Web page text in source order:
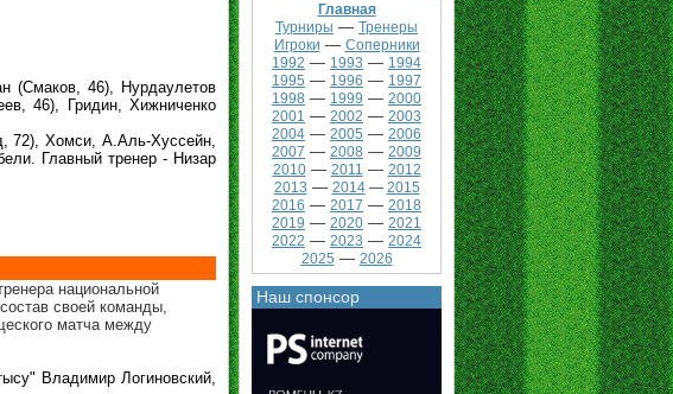
(Смаков, 46), Нурдаулетов
46), Гридин, Хижниченко
72), Хомси, А.Аль-Хуссейн,
Главный тренер - Низар
национальной
своей команды,
матча между
Владимир Логиновский,
Главная
Турниры — Тренеры
Игроки — Соперники
1992 — 1993 — 1994
1995 — 1996 — 1997
1998 — 1999 — 2000
2001 — 2002 — 2003
2004 — 2005 — 2006
2007 — 2008 — 2009
2010— 2011 — 2012
2013 — 2014— 2015
2016 — 2017 — 2018
2019 — 2020 — 2021
2022 — 2023 — 2024
2025 — 2026
Наш спонсор